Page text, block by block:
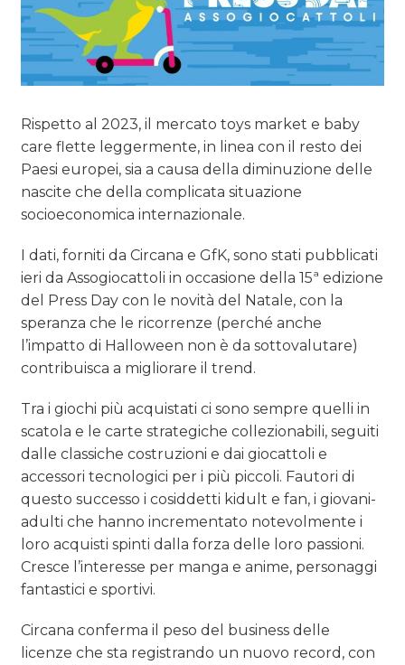
CASE HISTORY
OPINIONI
Rispetto al 2023, il mercato toys market e baby
care flette leggermente, in linea con il resto dei
Paesi europei, sia a causa della diminuzione delle
nascite che della complicata situazione
socioeconomica internazionale.
I dati, forniti da Circana e GfK, sono stati pubblicati
ieri da Assogiocattoli in occasione della 15ª edizione
del Press Day con le novità del Natale, con la
speranza che le ricorrenze (perché anche
l’impatto di Halloween non è da sottovalutare)
contribuisca a migliorare il trend.
Tra i giochi più acquistati ci sono sempre quelli in
scatola e le carte strategiche collezionabili, seguiti
dalle classiche costruzioni e dai giocattoli e
accessori tecnologici per i più piccoli. Fautori di
questo successo i cosiddetti kidult e fan, i giovani-
adulti che hanno incrementato notevolmente i
loro acquisti spinti dalla forza delle loro passioni.
Cresce l’interesse per manga e anime, personaggi
fantastici e sportivi.
Circana conferma il peso del business delle
licenze che sta registrando un nuovo record, con